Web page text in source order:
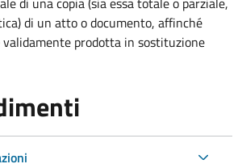
di un atto o documento, affinché
validamente prodotta in sostituzione